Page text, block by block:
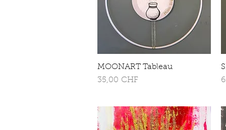
Schnellansicht
MOONART Tableau
Preis
35,00 CHF